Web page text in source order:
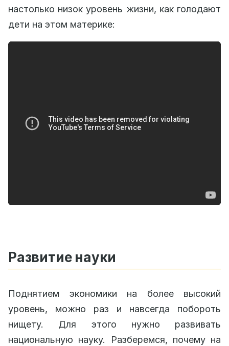
настолько низок уровень жизни, как голодают
дети на этом материке:
Развитие науки
Поднятием экономики на более высокий
уровень, можно раз и навсегда побороть
нищету. Для этого нужно развивать
национальную науку. Разберемся, почему на